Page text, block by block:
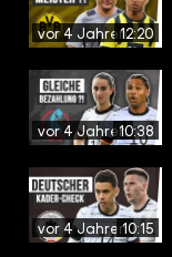
vor 4 Jahren12:20
vor 4 Jahren10:38
vor 4 Jahren10:15